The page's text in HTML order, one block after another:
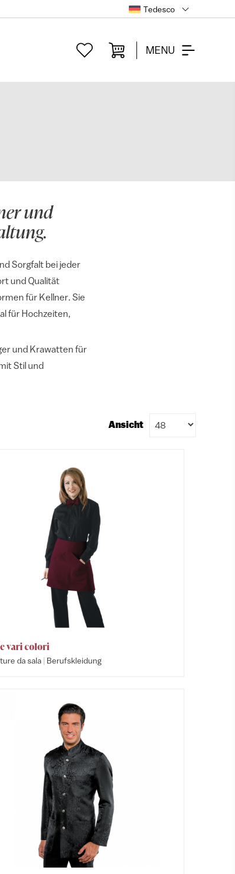
Tedesco
MENU
und
Sorgfalt bei jeder
und Qualität
für Kellner. Sie
für Hochzeiten,
und Krawatten für
Stil und
Ansicht
vari colori
da sala | Berufskleidung